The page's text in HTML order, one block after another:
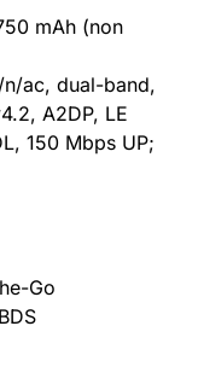
mAh (non
ac, dual-band,
A2DP, LE
150 Mbps UP;
Go